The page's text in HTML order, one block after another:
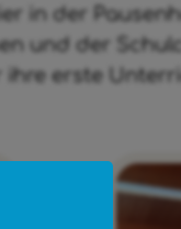
in der
und der
ihre erste